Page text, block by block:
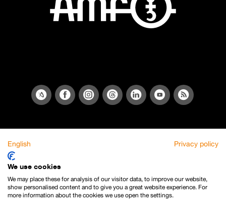
English Privacy policy
We use cookies
We may place these for analysis of our visitor data, to improve our website,
show personalised content and to give you a great website experience. For
more information about the cookies we use open the settings.